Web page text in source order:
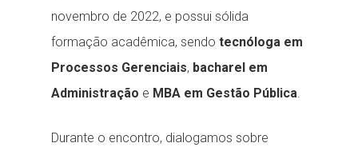
novembro de 2022, e possui sólida
formação acadêmica, sendo tecnóloga em
Processos Gerenciais, bacharel em
Administração e MBA em Gestão Pública.
Durante o encontro, dialogamos sobre